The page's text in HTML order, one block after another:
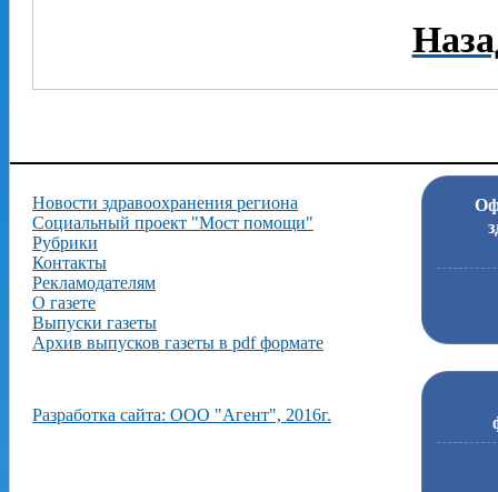
Новости здравоохранения региона
Социальный проект "Мост помощи"
Рубрики
Контакты
Рекламодателям
О газете
Выпуски газеты
Архив выпусков газеты в pdf формате
Разработка сайта: ООО "Агент", 2016г.